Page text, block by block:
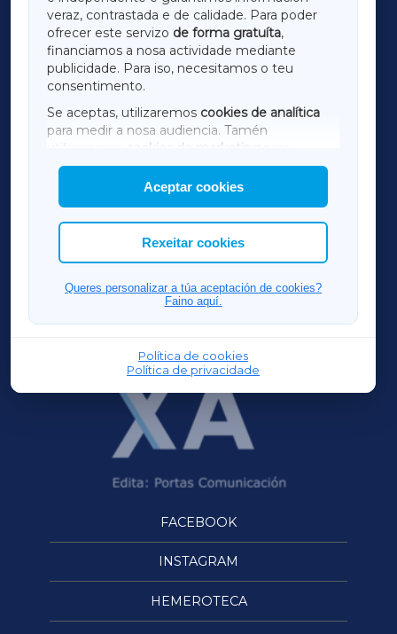
veraz, contrastada e de calidade. Para poder
ofrecer este servizo de forma gratuíta,
financiamos a nosa actividade mediante
publicidade. Para iso, necesitamos o teu
consentimento.
Se aceptas, utilizaremos cookies de analítica
para medir a nosa audiencia. Tamén
utilizaremos
cookies de marketing
mostrar publicidade de terceiros.
Así mesmo, podes personalizar a elección das
cookies que desexas permitir.
Aceptar cookies
Rexeitar cookies
Queres personalizar a túa aceptación de cookies?
Faino aquí.
Política de cookies
Política de privacidade
LUGOXA
TERRACHAXA
AMARIÑAXA
RIBEIRASACRAXA
ACORUÑAXA
FERROLXA
OURENSEXA
FACEBOOK
INSTAGRAM
HEMEROTECA